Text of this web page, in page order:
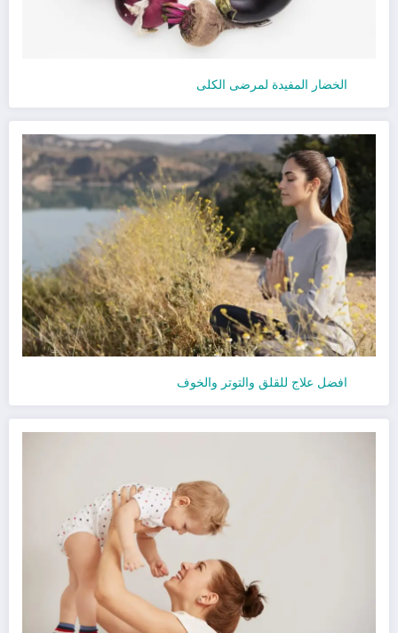
الخضار المفيدة لمرضى الكلى
افضل علاج للقلق والتوتر والخوف